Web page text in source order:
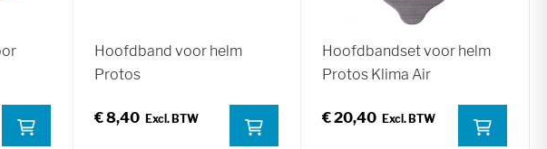
Hoofdband voor helm
Protos
€ 8,40
Hoofdbandset voor helm
Protos Klima Air
€ 20,40